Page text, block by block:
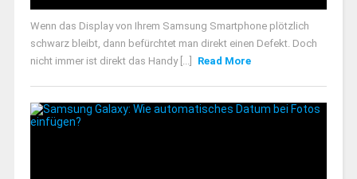
Wenn das Display von Ihrem Samsung Smartphone plötzlich
schwarz bleibt, dann befürchtet man direkt einen Defekt. Doch
nicht immer ist direkt das Handy [...]
Read More